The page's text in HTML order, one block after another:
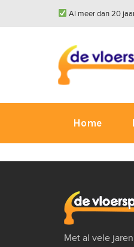
Al meer dan 20
Home
Met al vele